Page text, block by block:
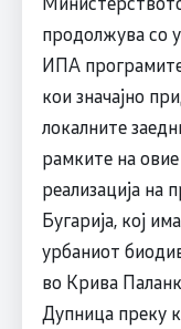
продолжува со
ИПА
кои значајно
локалните
рамките на
реализација на
Бугарија, кој
урбаниот
во Крива
Дупница преку